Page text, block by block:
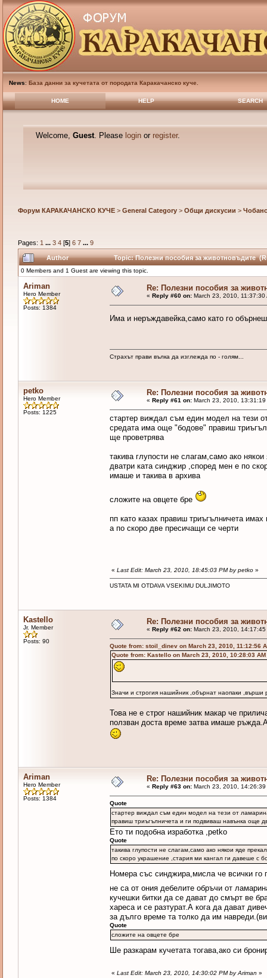
News: База данни за кучетата от породата Каракачанско куче.
HOME HELP SEARCH
Welcome, Guest. Please loginor register.
Форум КАРАКАЧАНСКО КУЧЕ> General Category> Общи дискусии >
Pages: 1 ... 3 4[5] 6 7 ... 9
Author Topic: Полезни пособия за животновъдите
0 Members and 1 Guest are viewing this topic.
Ariman
Hero Member
Posts: 1384
Re: Полезни пособия за
« Reply #60 on:March 23, 2010, 11:37:30
Има и неръждавейка,само като го
Страхът прави вълка да изглежда по - голям...
petko
Hero Member
Posts: 1225
Re: Полезни пособия за
« Reply #61 on:March 23, 2010, 13:31:19
стартер виждал съм един модел на тези
средата има още "бодове" правиш
ще проветрява
такива глупости не слагам,само ако
дватри ката синджир ,според мен е по
имаше и такива в архива
сложите на овцете бре
пп като казах правиш триъгълничета
а по скоро две пресичащи се черти
« Last Edit: March 23, 2010, 18:45:03 PM by petko»
USTATA MI OTDAVA VSEKIMU DULJIMOTO
Kastello
Jr. Member
Posts: 90
Re: Полезни пособия за
« Reply #62 on:March 23, 2010, 14:17:45
Quote from: stoil_dinev on March 23, 2010, 11:12:56
Quote from: Kastello on March 23, 2010, 10:28:03 AM
Значи и строгия нашийник ,обърнат наопаки
Това не е строг нашийник макар че
ползван доста време затва имаше
Ariman
Hero Member
Posts: 1384
Re: Полезни пособия за
« Reply #63 on:March 23, 2010, 14:26:39
Quote
стартер виждал съм един модел на тези от
правиш триъгълничета и ги подвиваш навънка още
Eто ти подобна изработка ,petko
Quote
такива глупости не слагам,само ако някои яде
по скоро украшение ,стария ми кангал ги давеше с
Номера със синджира,мисла че всички го
не са от ония дебелите обръчи от
кучешки битки да се дават до смърт ве
хареса и се разтурат.А кога да дават
за дълго време та толко да им
Quote
сложите на овцете бре
Ше разкарам кучетата тогава,ако си
« Last Edit: March 23, 2010, 14:30:02 PM by Ariman »